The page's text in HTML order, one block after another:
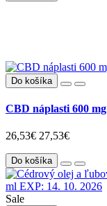
Do košíka
CBD náplasti 600 mg
26,53€ 27,53€
Do košíka
Sale